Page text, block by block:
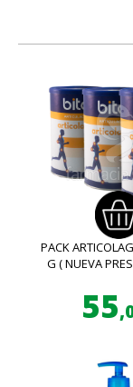
PACK
G ( NUEVA
55